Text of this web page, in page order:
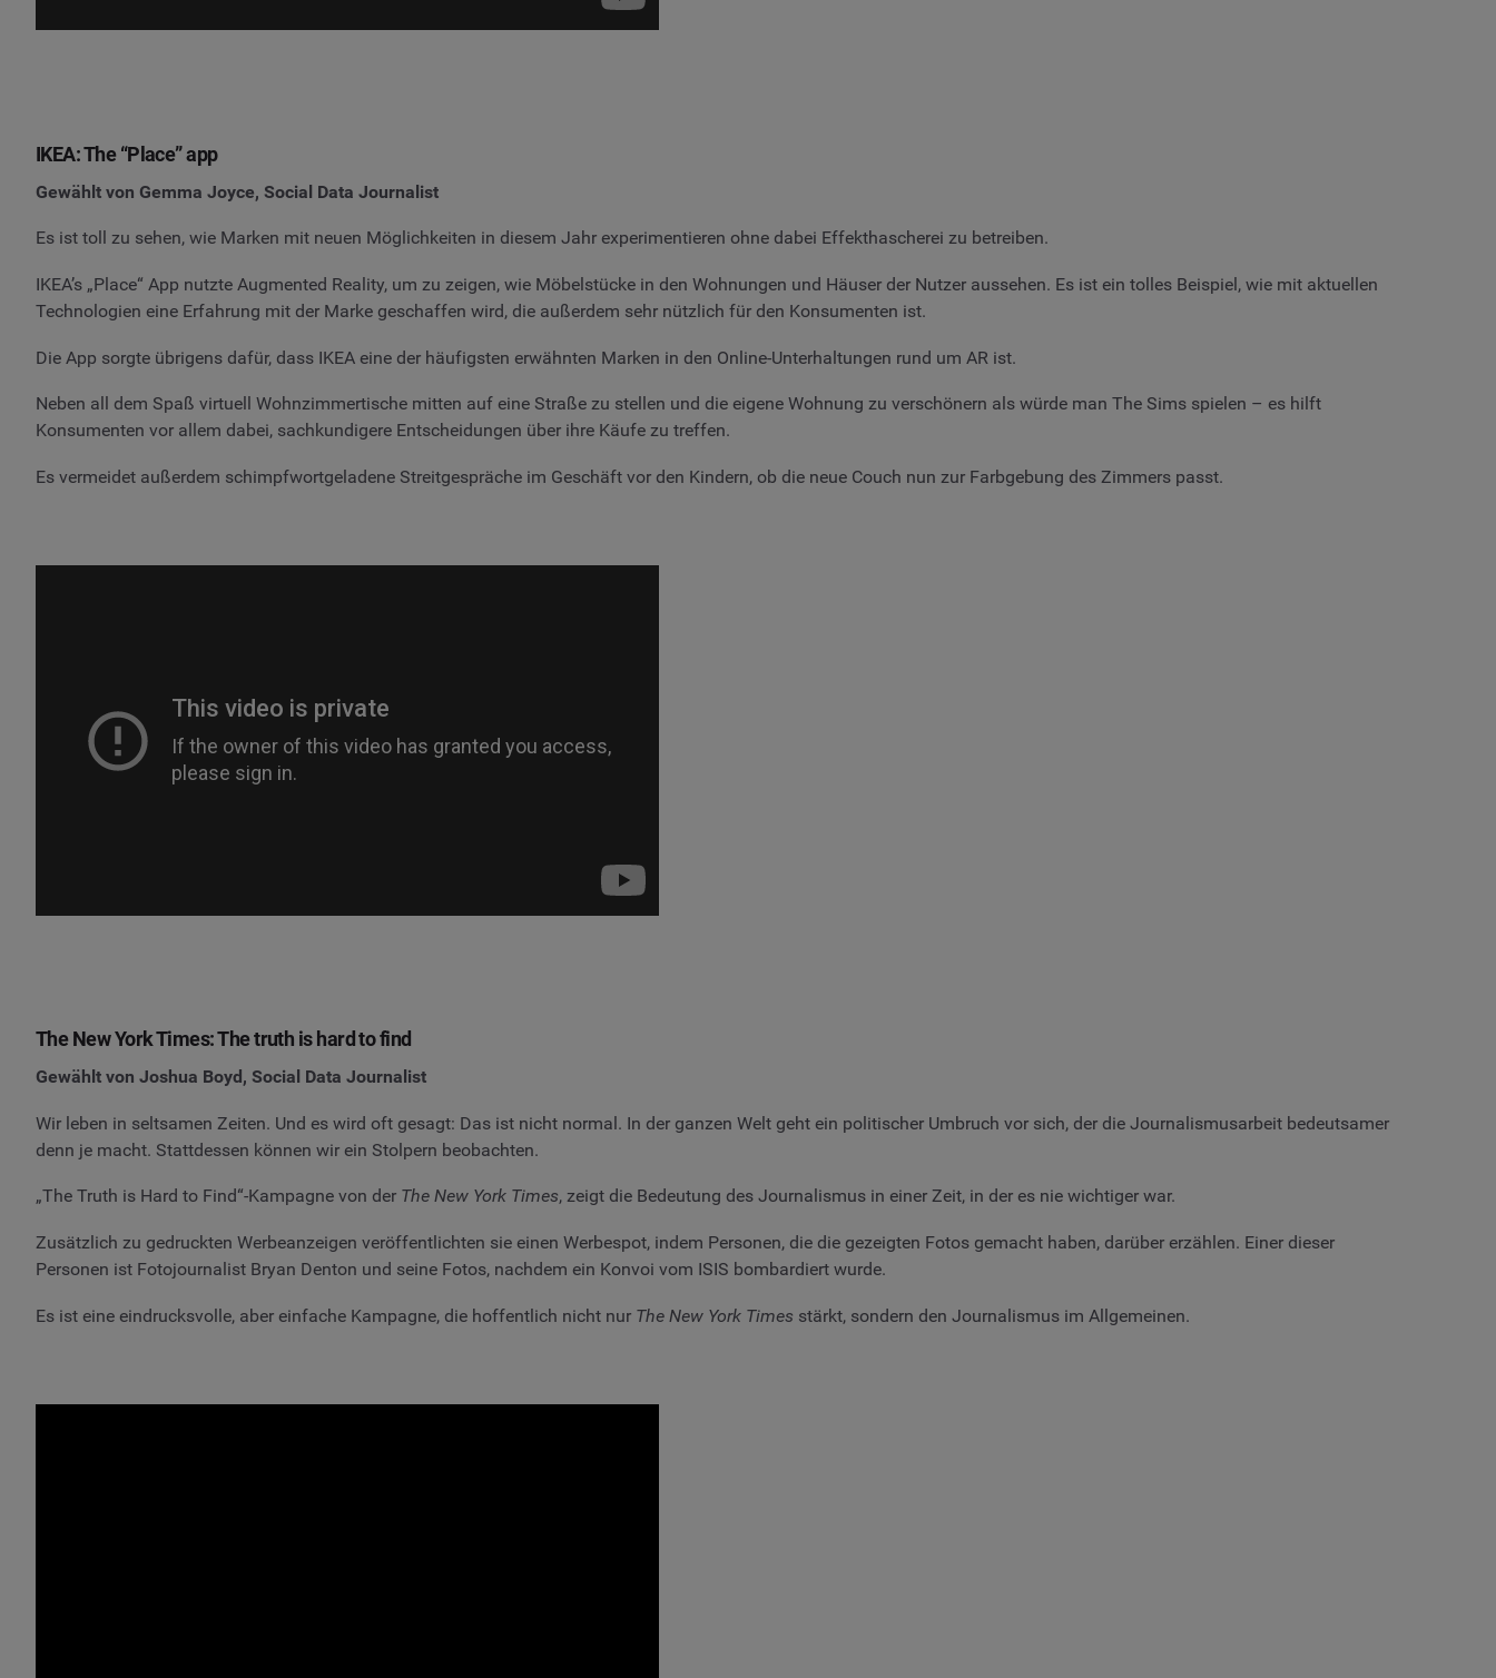
IKEA: The “Place” app
Gewählt von Gemma Joyce, Social Data Journalist
Es ist toll zu sehen, wie Marken mit neuen Möglichkeiten in diesem Jahr experimentieren ohne dabei Effekthascherei zu betreiben.
IKEA’s „Place“ App nutzte Augmented Reality, um zu zeigen, wie Möbelstücke in den Wohnungen und Häuser der Nutzer aussehen. Es ist ein tolles Beispiel, wie mit aktuellen
Technologien eine Erfahrung mit der Marke geschaffen wird, die außerdem sehr nützlich für den Konsumenten ist.
Die App sorgte übrigens dafür, dass IKEA eine der häufigsten erwähnten Marken in den Online-Unterhaltungen rund um AR ist.
Neben all dem Spaß virtuell Wohnzimmertische mitten auf eine Straße zu stellen und die eigene Wohnung zu verschönern als würde man The Sims spielen – es hilft
Konsumenten vor allem dabei, sachkundigere Entscheidungen über ihre Käufe zu treffen.
Es vermeidet außerdem schimpfwortgeladene Streitgespräche im Geschäft vor den Kindern, ob die neue Couch nun zur Farbgebung des Zimmers passt.
The New York Times: The truth is hard to find
Gewählt von Joshua Boyd, Social Data Journalist
Wir leben in seltsamen Zeiten. Und es wird oft gesagt: Das ist nicht normal. In der ganzen Welt geht ein politischer Umbruch vor sich, der die Journalismusarbeit bedeutsamer
denn je macht. Stattdessen können wir ein Stolpern beobachten.
„The Truth is Hard to Find“-Kampagne von der The New York Times, zeigt die Bedeutung des Journalismus in einer Zeit, in der es nie wichtiger war.
Zusätzlich zu gedruckten Werbeanzeigen veröffentlichten sie einen Werbespot, indem Personen, die die gezeigten Fotos gemacht haben, darüber erzählen. Einer dieser
Personen ist Fotojournalist Bryan Denton und seine Fotos, nachdem ein Konvoi vom ISIS bombardiert wurde.
Es ist eine eindrucksvolle, aber einfache Kampagne, die hoffentlich nicht nur The New York Times stärkt, sondern den Journalismus im Allgemeinen.